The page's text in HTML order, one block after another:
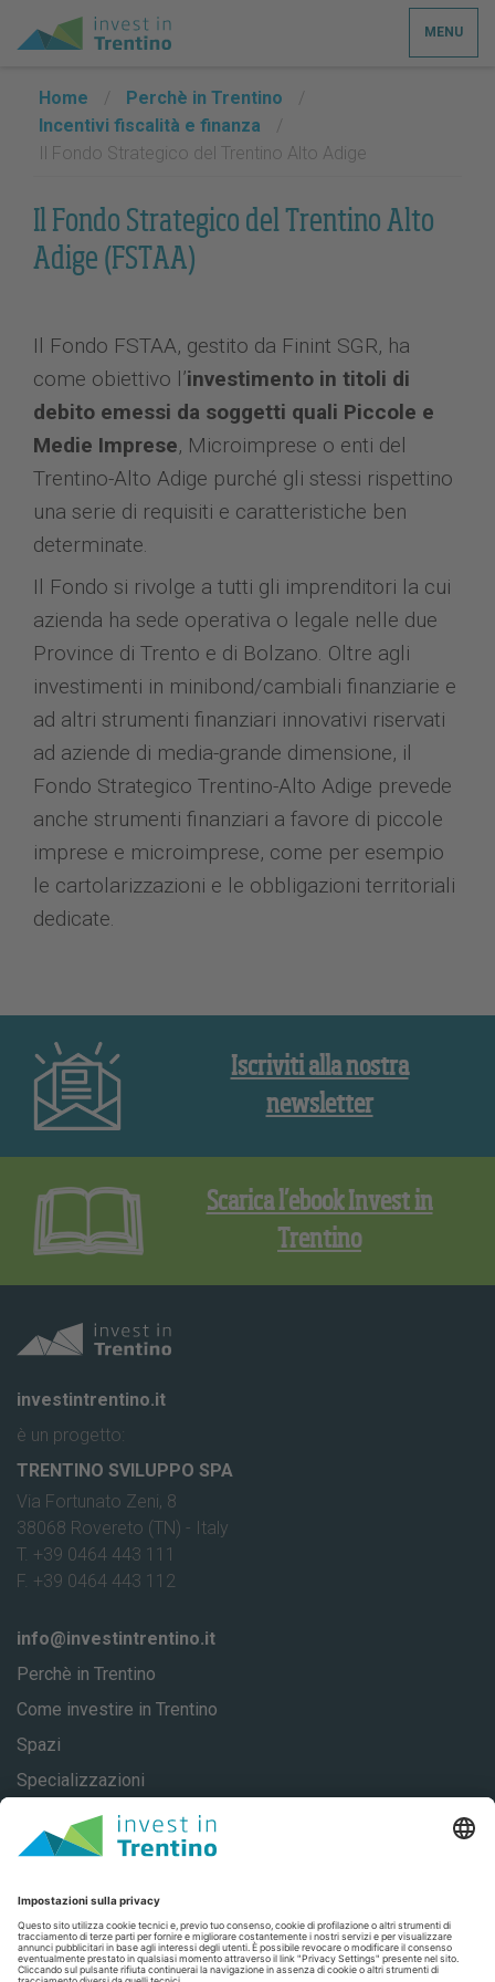
MENU
Home / Perchè in Trentino
/
Incentivi fiscalità e finanza
/
Il Fondo Strategico del Trentino Alto Adige
Il Fondo Strategico del Trentino Alto
Adige (FSTAA)
Il Fondo FSTAA, gestito da Finint SGR, ha
come obiettivo l’investimento in titoli di
debito emessi da soggetti quali Piccole e
Medie Imprese, Microimprese o enti del
Trentino-Alto Adige purché gli stessi rispettino
una serie di requisiti e caratteristiche ben
determinate.
Il Fondo si rivolge a tutti gli imprenditori la cui
azienda ha sede operativa o legale nelle due
Province di Trento e di Bolzano. Oltre agli
investimenti in minibond/cambiali finanziarie e
ad altri strumenti finanziari innovativi riservati
ad aziende di media-grande dimensione, il
Fondo Strategico Trentino-Alto Adige prevede
anche strumenti finanziari a favore di piccole
imprese e microimprese, come per esempio
le cartolarizzazioni e le obbligazioni territoriali
dedicate.
Iscriviti alla nostra
newsletter
Scarica l’ebook Invest in
Trentino
investintrentino.it
è un progetto:
TRENTINO SVILUPPO SPA
Via Fortunato Zeni, 8
38068 Rovereto (TN) - Italy
T. +39 0464 443 111
F. +39 0464 443 112
info@investintrentino.it
Perchè in Trentino
Come investire in Trentino
Spazi
Specializzazioni
About
Casi di successo
Contatti
Privacy
Privacy Settings